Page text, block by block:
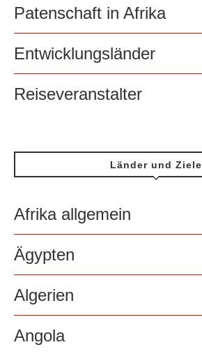
Patenschaft in Afrika
Entwicklungsländer
Reiseveranstalter
Länder und Ziele
Afrika allgemein
Ägypten
Algerien
Angola